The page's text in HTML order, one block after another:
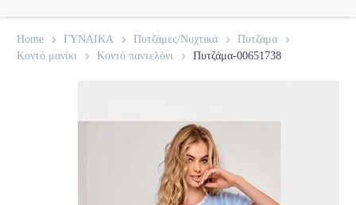
Home ΓΥΝΑΙΚΑ Πυτζάμες/Νυχτικά
Πυτζάμα
Κοντό μανίκι
Κοντό παντελόνι Πυτζάμα-00651738